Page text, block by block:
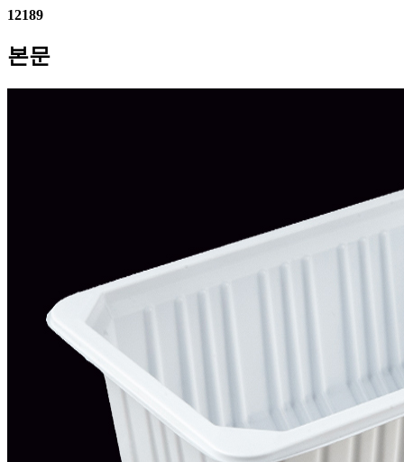
12189
본문